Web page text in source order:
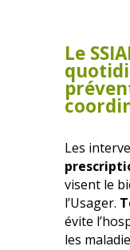
Le
Les
visent le
l’Usager.
évite
les